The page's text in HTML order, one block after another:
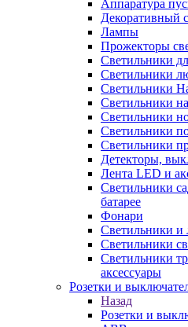
Аппаратура
Декоративный
Лампы
Прожекторы
Светильники
Светильники
Светильники
Светильники
Светильники
Светильники
Светильники
Детекторы,
Лента LED и
Светильники
батарее
Фонари
Светильники и
Светильники
Светильники
аксессуары
Розетки и
Назад
Розетки и